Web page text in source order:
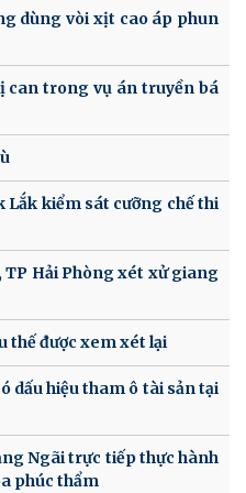
dùng vòi xịt cao áp phun
can trong vụ án truyền bá
Lắk kiểm sát cưỡng chế thi
TP Hải Phòng xét xử giang
thế được xem xét lại
dấu hiệu tham ô tài sản tại
Ngãi trực tiếp thực hành
phúc thẩm